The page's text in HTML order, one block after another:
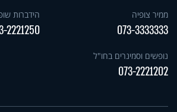
ממיר צופיה
073-3333333
הידברות
2221250
נופשים וסמינרים בחו"ל
073-2221202